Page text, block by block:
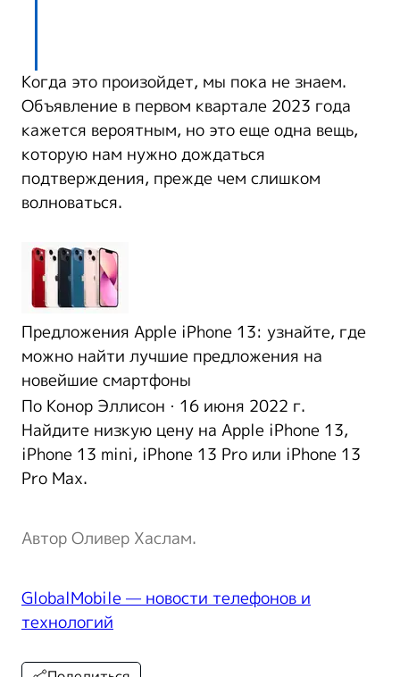
Когда это произойдет, мы пока не знаем.
Объявление в первом квартале 2023 года
кажется вероятным, но это еще одна вещь,
которую нам нужно дождаться
подтверждения, прежде чем слишком
волноваться.
Предложения Apple iPhone 13: узнайте, где
можно найти лучшие предложения на
новейшие смартфоны
По Конор Эллисон · 16 июня 2022 г.
Найдите низкую цену на Apple iPhone 13,
iPhone 13 mini, iPhone 13 Pro или iPhone 13
Pro Max.
Автор Оливер Хаслам.
GlobalMobile — новости телефонов и
технологий